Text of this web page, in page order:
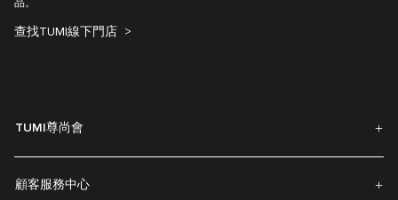
品。
查找TUMI線下門店
TUMI尊尚會
顧客服務中心